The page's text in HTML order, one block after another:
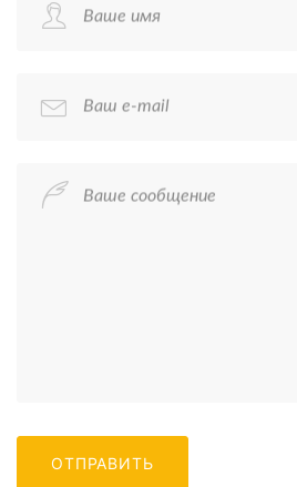
Ваше имя
Ваш e-mail
Ваше сообщение
ОТПРАВИТЬ